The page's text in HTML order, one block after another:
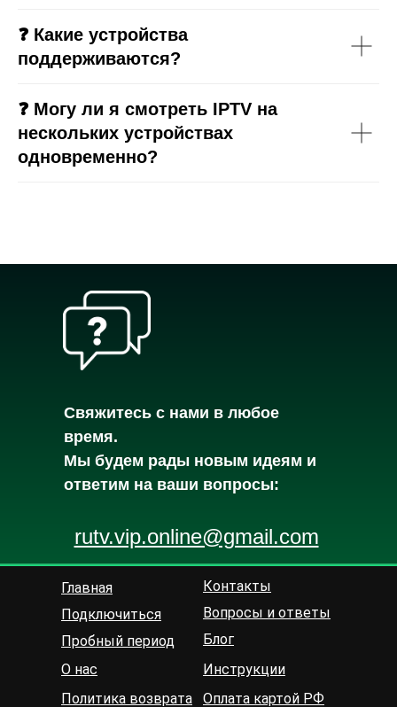
❓ Какие устройства
поддерживаются?
❓ Могу ли я смотреть IPTV на
нескольких устройствах
одновременно?
Cвяжитесь с нами в любое
время.
Мы будем рады новым идеям и
ответим на ваши вопросы:
rutv.vip.online@gmail.com
Главная
Подключиться
Пробный период
О нас
Контакты
Вопросы и ответы
Блог
Инструкции
Политика возврата
Оплата картой РФ